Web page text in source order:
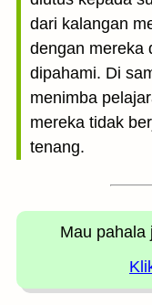
dari kalangan
dengan mereka
dipahami. Di
menimba
mereka tidak
tenang.
Mau pahala